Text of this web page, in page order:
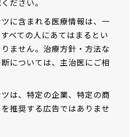
ださい。
に含まれる医療情報は、一
べての人にあてはまるとい
ません。治療方針・方法な
については、主治医にご相
は、特定の企業、特定の商
推奨する広告ではありませ